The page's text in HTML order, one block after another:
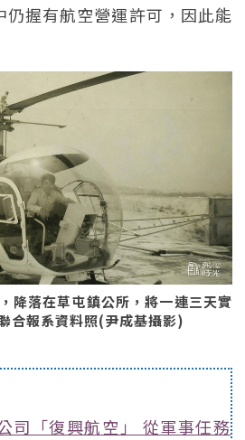
仍握有航空營運許可，因此能
降落在草屯鎮公所，將一連三天實
合報系資料照(尹成基攝影)
司「復興航空」 從軍事任務